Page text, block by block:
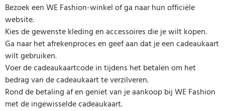
Bezoek een WE Fashion-winkel of ga naar hun officiële
website.
Kies de gewenste kleding en accessoires die je wilt kopen.
Ga naar het afrekenproces en geef aan dat je een cadeaukaart
wilt gebruiken.
Voer de cadeaukaartcode in tijdens het betalen om het
bedrag van de cadeaukaart te verzilveren.
Rond de betaling af en geniet van je aankoop bij WE Fashion
met de ingewisselde cadeaukaart.